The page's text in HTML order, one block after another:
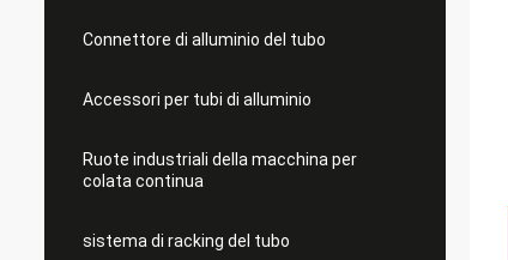
Connettore di alluminio del tubo
Accessori per tubi di alluminio
Ruote industriali della macchina per
colata continua
sistema di racking del tubo